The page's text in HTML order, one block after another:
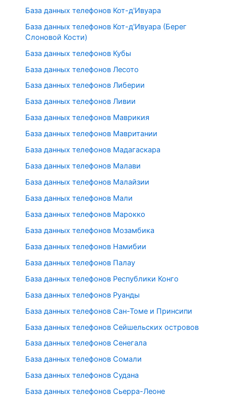
База данных телефонов Кот-д'Ивуара
База данных телефонов Кот-д'Ивуара (Берег
Слоновой Кости)
База данных телефонов Кубы
База данных телефонов Лесото
База данных телефонов Либерии
База данных телефонов Ливии
База данных телефонов Маврикия
База данных телефонов Мавритании
База данных телефонов Мадагаскара
База данных телефонов Малави
База данных телефонов Малайзии
База данных телефонов Мали
База данных телефонов Марокко
База данных телефонов Мозамбика
База данных телефонов Намибии
База данных телефонов Палау
База данных телефонов Республики Конго
База данных телефонов Руанды
База данных телефонов Сан-Томе и Принсипи
База данных телефонов Сейшельских островов
База данных телефонов Сенегала
База данных телефонов Сомали
База данных телефонов Судана
База данных телефонов Сьерра-Леоне